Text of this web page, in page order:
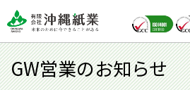
GW営業のお知らせ